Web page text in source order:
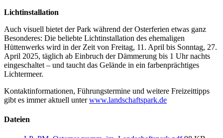
Lichtinstallation
Auch visuell bietet der Park während der Osterferien etwas ganz
Besonderes: Die beliebte Lichtinstallation des ehemaligen
Hüttenwerks wird in der Zeit von Freitag, 11. April bis Sonntag, 27.
April 2025, täglich ab Einbruch der Dämmerung bis 1 Uhr nachts
eingeschaltet – und taucht das Gelände in ein farbenprächtiges
Lichtermeer.
Kontaktinformationen, Führungstermine und weitere Freizeittipps
gibt es immer aktuell unterwww.landschaftspark.de
Dateien